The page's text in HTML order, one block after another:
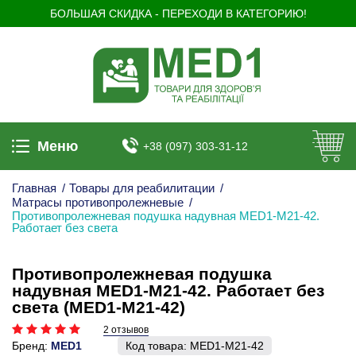
БОЛЬШАЯ СКИДКА - ПЕРЕХОДИ В КАТЕГОРИЮ!
Меню +38 (097) 303-31-12
Главная / Товары для реабилитации /
Матрасы противопролежневые /
Противопролежневая подушка надувная MED1-M21-42.
Работает без света
Противопролежневая подушка
надувная MED1-M21-42. Работает без
света (MED1-M21-42)
2 отзывов
Бренд: MED1 Код товара: MED1-M21-42